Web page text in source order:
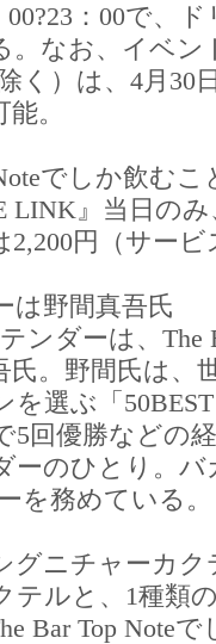
00?23：00で、
。なお、イベ
除く）は、4月30
。
でしか飲む
LINK』当日のみ
円（サー
は野間真吾氏
ンダーは、The
氏。野間氏は、
選ぶ「
5回優勝などの
ーのひとり。
を務めている。
グニチャーカク
テルと、1種類
Bar Top Note